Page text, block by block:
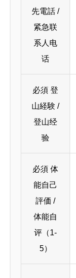
先電話 /
紧急联
系人电
话
必須 登
山経験 /
登山经
验
必須 体
能自己
評価 /
体能自
评（1-
5）